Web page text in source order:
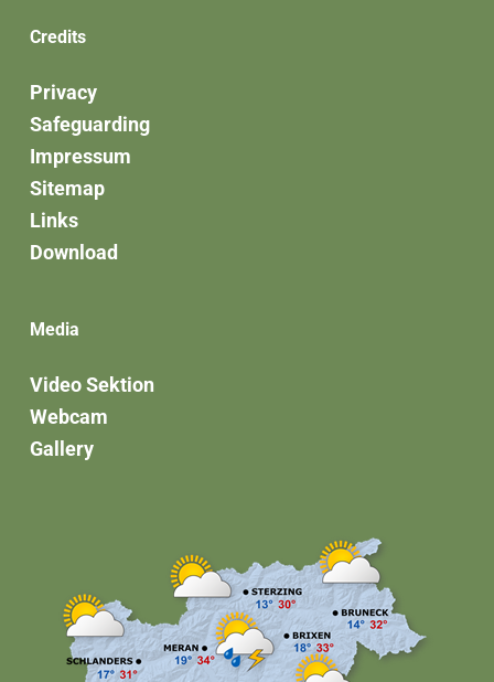
Credits
Privacy
Safeguarding
Impressum
Sitemap
Links
Download
Media
Video Sektion
Webcam
Gallery